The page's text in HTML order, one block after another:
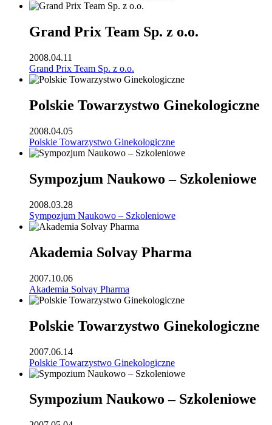
Grand Prix Team Sp. z o.o.
2008.04.11
Grand Prix Team Sp. z o.o.
Polskie Towarzystwo Ginekologiczne
2008.04.05
Polskie Towarzystwo Ginekologiczne
Sympozjum Naukowo – Szkoleniowe
2008.03.28
Sympozjum Naukowo – Szkoleniowe
Akademia Solvay Pharma
2007.10.06
Akademia Solvay Pharma
Polskie Towarzystwo Ginekologiczne
2007.06.14
Polskie Towarzystwo Ginekologiczne
Sympozium Naukowo – Szkoleniowe